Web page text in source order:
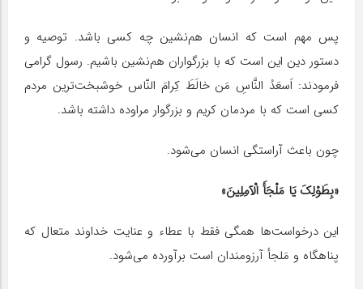
پس مهم است که انسان هم‌نشین چه کسی باشد. توصیه و
دستور دین این است که با بزرگواران هم‌نشین باشیم. رسول گرامی
فرمودند: اَسعَدُ النَّاسِ مَن خالَطَ کِرامَ النّاس خوشبخت‌ترین مردم
کسی است که با مردمان کریم و بزرگوار مراوده داشته باشد.
چون باعث آراستگی انسان می‌شود.
«بِطَوْلِکَ یَا مَلْجَأَ الْآمِلِینَ»
این درخواست‌ها همگی فقط با عطاء و عنایت خداوند متعال که
پناهگاه و مَلجأ آرزومندان است برآورده می‌شود.